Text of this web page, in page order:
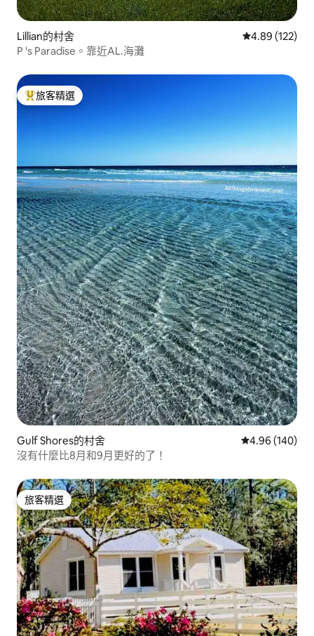
Lillian的村舍 從 122 則評價
4.89 (122)
P 's Paradise。靠近AL.海灘
旅客精選榜首
旅客精選
Gulf Shores的村舍 從 140 則評價
4.96 (140)
沒有什麼比8月和9月更好的了！
旅客精選
旅客精選